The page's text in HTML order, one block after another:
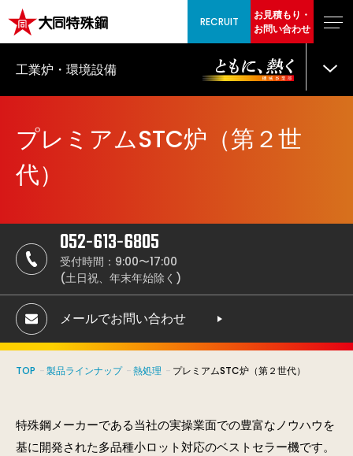
RECRUIT
お見積もり・
お問い合わせ
工業炉・環境設備
プレミアムSTC炉（第２世
代）
052-613-6805
受付時間：9:00〜17:00
(土日祝、年末年始除く)
メールでお問い合わせ
TOP 製品ラインナップ 熱処理 プレミアムSTC炉（第２世代）
特殊鋼メーカーである当社の実操業面での豊富なノウハウを
基に開発された多品種小ロット対応のベストセラー機です。